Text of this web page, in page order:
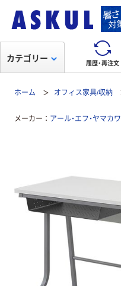
履歴・再注文
カテゴリー
ホーム オフィス家具/収納
メーカー アール・エフ・ヤマカワ